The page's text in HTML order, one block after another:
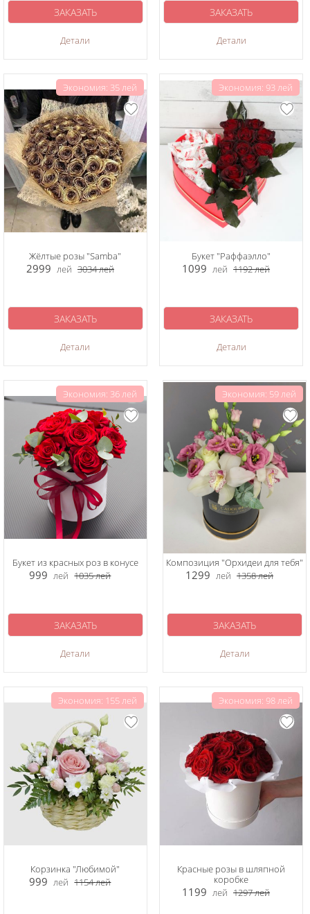
Детали
ЗАКАЗАТЬ
Детали
ЗАКАЗАТЬ
Экономия: 35 лей
Жёлтые розы "Samba"
2999 лей 3034лей
Детали
ЗАКАЗАТЬ
Экономия: 93 лей
Букет "Раффаэлло"
1099 лей 1192лей
Детали
ЗАКАЗАТЬ
Экономия: 36 лей
Букет из красных роз в конусе
999 лей 1035лей
Детали
ЗАКАЗАТЬ
Экономия: 59 лей
Композиция "Орхидеи для тебя"
1299 лей 1358лей
Детали
ЗАКАЗАТЬ
Экономия: 155 лей
Корзинка "Любимой"
999 лей 1154лей
Экономия: 98 лей
Красные розы в шляпной
коробке
1199 лей 1297лей